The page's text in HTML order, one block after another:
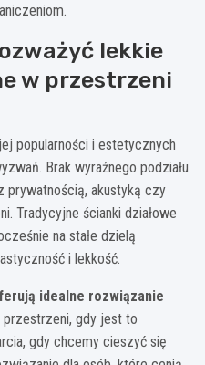
lekkie
w przestrzeni
popularności i estetycznych
Brak wyraźnego podziału
akustyką czy
Tradycyjne ścianki działowe
na stałe dzielą
i lekkość.
idealne rozwiązanie
przestrzeni, gdy jest to
gdy chcemy cieszyć się